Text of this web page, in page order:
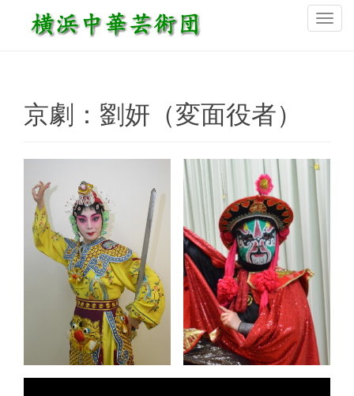
ナ
京劇：劉妍（変面役者）